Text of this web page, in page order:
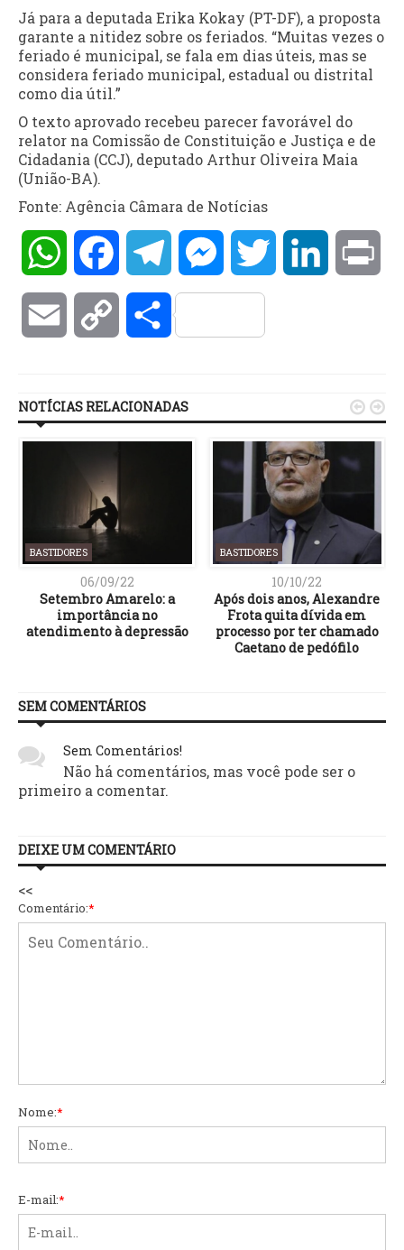
Já para a deputada Erika Kokay (PT-DF), a proposta
garante a nitidez sobre os feriados. “Muitas vezes o
feriado é municipal, se fala em dias úteis, mas se
considera feriado municipal, estadual ou distrital
como dia útil.”
O texto aprovado recebeu parecer favorável do
relator na Comissão de Constituição e Justiça e de
Cidadania (CCJ), deputado Arthur Oliveira Maia
(União-BA).
Fonte: Agência Câmara de Notícias
WhatsAppFacebookTelegramMessengerTwitter LinkedIn
Email Copy Compartilhar
NOTÍCIAS RELACIONADAS
BASTIDORES
06/09/22
Setembro Amarelo: a
importância no
atendimento à depressão
BASTIDORES
10/10/22
Após dois anos, Alexandre
Frota quita dívida em
processo por ter chamado
Caetano de pedófilo
 
SEM COMENTÁRIOS
Sem Comentários!
Não há comentários, mas você pode ser o
primeiro a comentar.
DEIXE UM COMENTÁRIO
<<
Comentário:*
Nome:*
E-mail:*